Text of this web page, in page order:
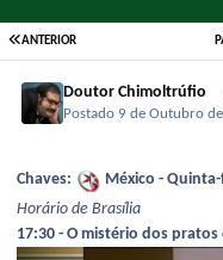
ANTERIOR
Doutor Chimoltrúfio
Postado 9 de Outubro
Chaves:
México -
Horário de Brasília
17:30 - O mistério dos